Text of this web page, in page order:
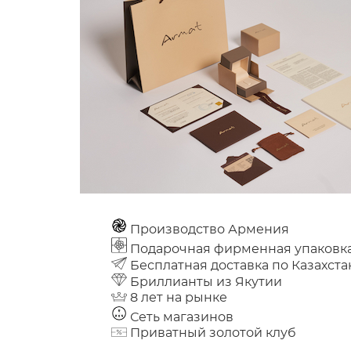
Производство Армения
Подарочная фирменная
Бесплатная доставка по
Бриллианты из Якутии
8 лет на рынке
Сеть магазинов
Приватный золотой клуб